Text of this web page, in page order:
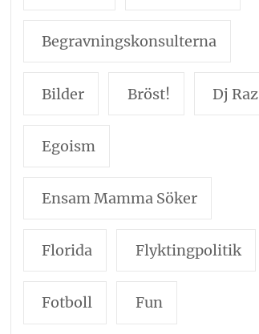
Begravningskonsulterna
Bilder Bröst! Dj Raz
Egoism
Ensam Mamma Söker
Florida Flyktingpolitik
Fotboll Fun